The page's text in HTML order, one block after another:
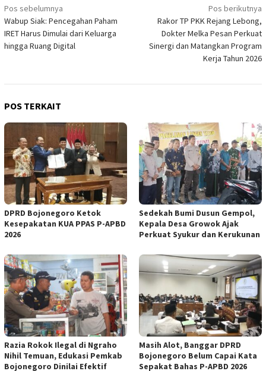
Navigasi
pos
Pos sebelumnya
Wabup Siak: Pencegahan Paham
IRET Harus Dimulai dari Keluarga
hingga Ruang Digital
Pos berikutnya
Rakor TP PKK Rejang Lebong,
Dokter Melka Pesan Perkuat
Sinergi dan Matangkan Program
Kerja Tahun 2026
POS TERKAIT
DPRD Bojonegoro Ketok
Kesepakatan KUA PPAS P-APBD
2026
Sedekah Bumi Dusun Gempol,
Kepala Desa Growok Ajak
Perkuat Syukur dan Kerukunan
Razia Rokok Ilegal di Ngraho
Nihil Temuan, Edukasi Pemkab
Bojonegoro Dinilai Efektif
Masih Alot, Banggar DPRD
Bojonegoro Belum Capai Kata
Sepakat Bahas P-APBD 2026